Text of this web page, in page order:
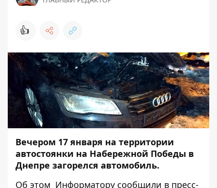
👍
Вечером 17 января на территории
автостоянки на Набережной Победы в
Днепре загорелся автомобиль.
Об этом Информатору сообщили в пресс-